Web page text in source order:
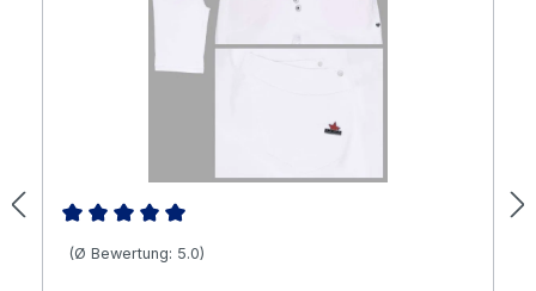
Durchschnittliche Bewertung von 5 von 5 Sternen
(Ø Bewertung: 5.0)